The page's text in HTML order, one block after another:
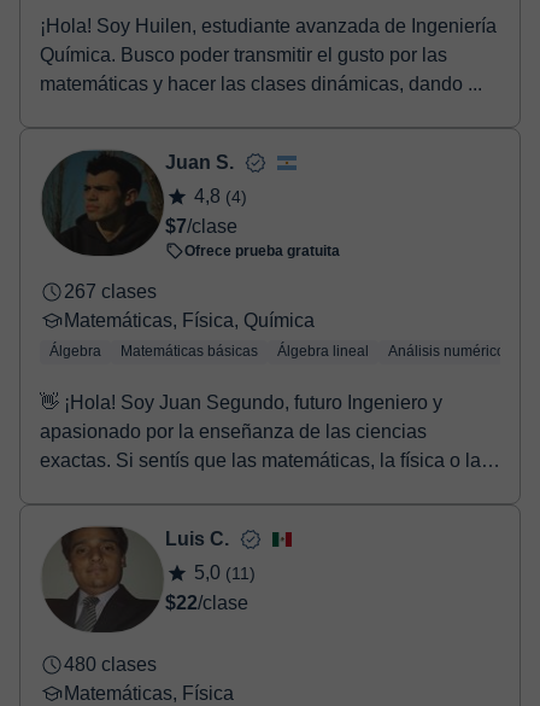
¡Hola! Soy Huilen, estudiante avanzada de Ingeniería
Química. Busco poder transmitir el gusto por las
matemáticas y hacer las clases dinámicas, dando ...
Juan S.
4,8 (4)
$7/clase
Ofrece prueba gratuita
267 clases
Matemáticas, Física, Química
Álgebra Matemáticas básicas Álgebra lineal Análisis numérico
👋 ¡Hola! Soy Juan Segundo, futuro Ingeniero y
apasionado por la enseñanza de las ciencias
exactas. Si sentís que las matemáticas, la física o la
Luis C.
5,0 (11)
$22/clase
480 clases
Matemáticas, Física